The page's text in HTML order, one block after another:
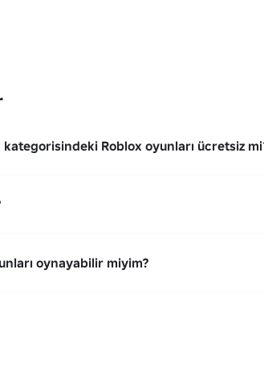
kategorisindeki Roblox oyunları ücretsiz
oynayabilir miyim?